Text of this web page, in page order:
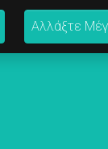
Αλλάξτε